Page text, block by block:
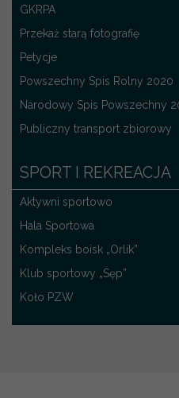
GKRPA
Przekaż starą fotografię
Petycje
Powszechny Spis Rolny 2020
Narodowy Spis Powszechny
Publiczny transport zbiorowy
SPORT I REKREACJA
Aktywni sportowo
Hala Sportowa
Kompleks boisk „Orlik”
Klub sportowy „Sęp”
Koło PZW